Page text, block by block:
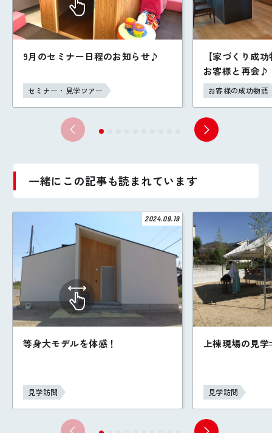
9月のセミナー日程のお知らせ♪
セミナー・見学ツアー
【家づくり成
お客様と再会♪
お客様の成功物語
一緒にこの記事も読まれています
等身大モデルを体感！
2024.09.19
見学訪問
上棟現場の見
見学訪問